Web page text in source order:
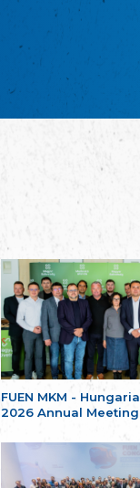
FUEN MKM -
2026 Annual